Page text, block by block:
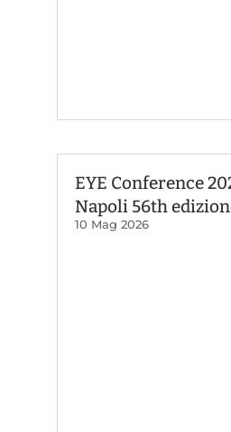
EYE Conference
Napoli 56th
10 Mag 2026